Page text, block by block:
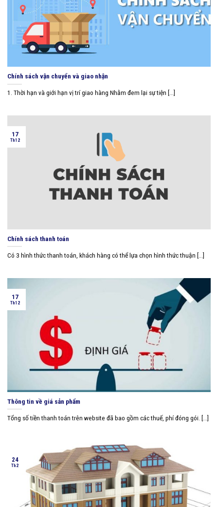
Chính sách vận chuyển và giao nhận
1. Thời hạn và giới hạn vị trí giao hàng Nhằm đem lại sự tiện [...]
Chính sách thanh toán
Có 3 hình thức thanh toán, khách hàng có thể lựa chọn hình thức thuận [...]
17
Th12
Thông tin về giá sản phẩm
Tổng số tiền thanh toán trên website đã bao gồm các thuế, phí đóng gói. [...]
17
Th12
24
Th2